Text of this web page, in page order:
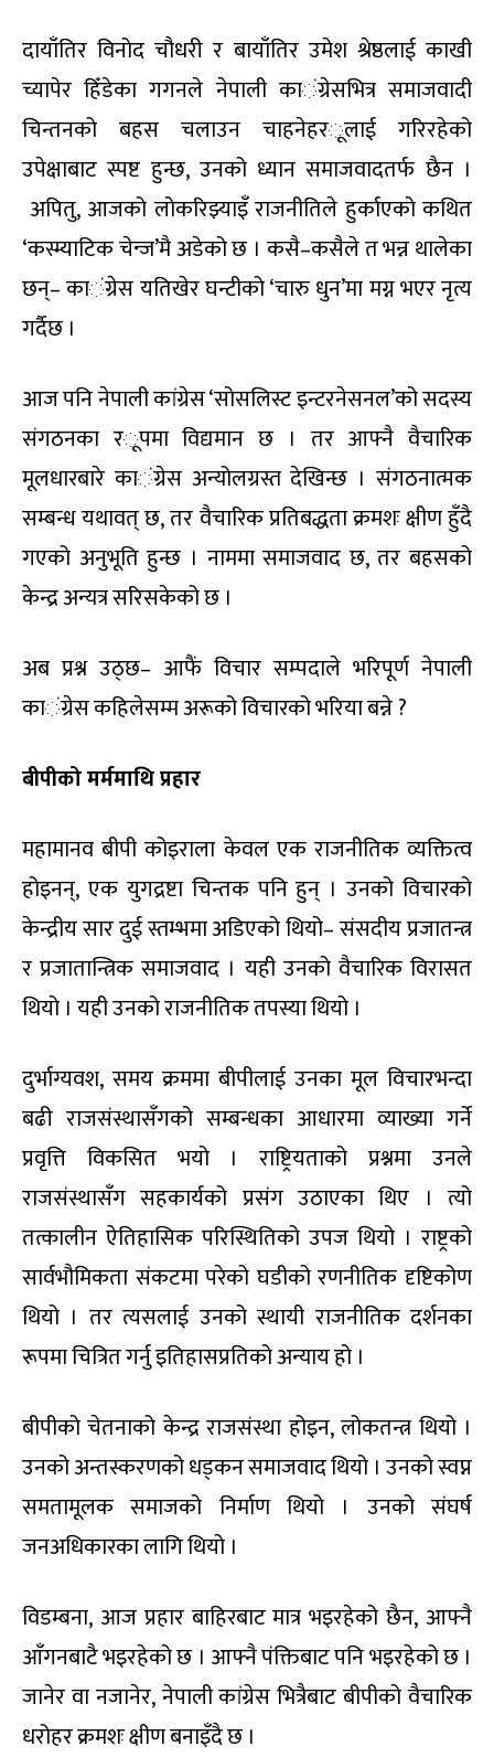
दायाँतिर विनोद चौधरी र बायाँतिर उमेश श्रेष्ठलाई काखी
च्यापेर हिँडेका गगनले नेपाली कांग्रेसभित्र समाजवादी
चिन्तनको बहस चलाउन चाहनेहरूलाई गरिरहेको
उपेक्षाबाट स्पष्ट हुन्छ, उनको ध्यान समाजवादतर्फ छैन।
अपितु,आजको लोकरिझ्याइँराजनीतिले हुर्काएको कथित
‘कस्म्याटिक चेन्ज’मै अडेको छ । कसै–कसैले त भन्न थालेका
छन्–कांग्रेस यतिखेर घन्टीको ‘चारु धुन’मा मग्न भएर नृत्य
गर्दैछ ।
आज पनि नेपाली कांग्रेस ‘सोसलिस्ट इन्टरनेसनल’को सदस्य
संगठनका रूपमा विद्यमान छ । तर आफ्नै वैचारिक
मूलधारबारे कांग्रेस अन्योलग्रस्त देखिन्छ । संगठनात्मक
सम्बन्ध यथावत् छ,तर वैचारिक प्रतिबद्धता क्रमशः क्षीण हुँदै
गएको अनुभूति हुन्छ । नाममा समाजवाद छ,तर बहसको
केन्द्र अन्यत्र सरिसकेको छ ।
अब प्रश्न उठ्छ– आफैं विचार सम्पदाले भरिपूर्ण नेपाली
कांग्रेस कहिलेसम्मअरूको विचारको भरिया बन्ने?
बीपीको मर्ममाथि प्रहार
महामानव बीपी कोइराला केवल एक राजनीतिक व्यक्तित्व
होइनन्, एक युगद्रष्टा चिन्तक पनि हुन् । उनको विचारको
केन्द्रीय सार दुई स्तम्भमा अडिएको थियो–संसदीय प्रजातन्त्र
र प्रजातान्त्रिक समाजवाद । यही उनको वैचारिक विरासत
थियो । यही उनको राजनीतिक तपस्या थियो ।
दुर्भाग्यवश, समय क्रममा बीपीलाई उनका मूल विचारभन्दा
बढी राजसंस्थासँगको सम्बन्धका आधारमा व्याख्या गर्ने
प्रवृत्ति विकसित भयो । राष्ट्रियताको प्रश्नमा उनले
राजसंस्थासँग सहकार्यको प्रसंग उठाएका थिए । त्यो
तत्कालीन ऐतिहासिक परिस्थितिको उपज थियो । राष्ट्रको
सार्वभौमिकता संकटमा परेको घडीको रणनीतिक दृष्टिकोण
थियो । तर त्यसलाई उनको स्थायी राजनीतिक दर्शनका
रूपमा चित्रित गर्नु इतिहासप्रतिको अन्याय हो ।
बीपीको चेतनाको केन्द्र राजसंस्था होइन,लोकतन्त्र थियो ।
उनको अन्तस्करणको धड्कन समाजवाद थियो । उनको स्वप्न
समतामूलक समाजको निर्माण थियो । उनको संघर्ष
जनअधिकारका लागि थियो ।
विडम्बना, आज प्रहार बाहिरबाट मात्र भइरहेको छैन, आफ्नै
आँगनबाटै भइरहेको छ । आफ्नै पंक्तिबाट पनि भइरहेको छ ।
जानेर वा नजानेर,नेपाली कांग्रेसभित्रैबाट बीपीको वैचारिक
धरोहर क्रमशः क्षीण बनाइँदैछ ।